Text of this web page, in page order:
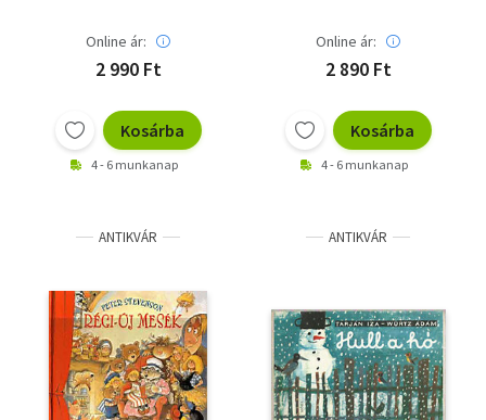
Online ár:
2 990 Ft
Kosárba
4 - 6 munkanap
Online ár:
2 890 Ft
Kosárba
4 - 6 munkanap
ANTIKVÁR ANTIKVÁR